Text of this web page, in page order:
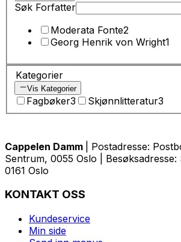
Søk Forfatter
Moderata Fonte2
Georg Henrik von Wright1
Kategorier
Vis Kategorier
Fagbøker3 Skjønnlitteratur3
Cappelen Damm
| Postadresse:
Sentrum, 0055 Oslo | Besøksadresse:
0161 Oslo
KONTAKT OSS
Kundeservice
Min side